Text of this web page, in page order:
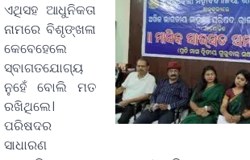
ଏଥିସହ ଆଧୁନିକତା
ନାମରେ ବିଶୃଙ୍ଖଳା
କେବେହେଲେ
ସ୍ବାଗତଯୋଗ୍ୟ
ନୁହେଁ ବୋଲି ମତ
ରଖିଥିଲେ।
ପରିଷଦର
ସାଧାରଣ